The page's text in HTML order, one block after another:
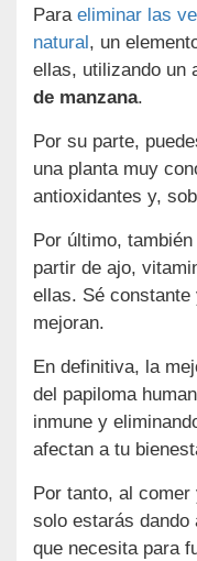
Para eliminar las
natural , un
ellas, utilizando un
de manzana.
Por su parte,
una planta muy
antioxidantes y,
Por último,
partir de ajo,
ellas. Sé
mejoran.
En definitiva, la
del papiloma
inmune y
afectan a tu
Por tanto, al
solo estarás dando
que necesita para